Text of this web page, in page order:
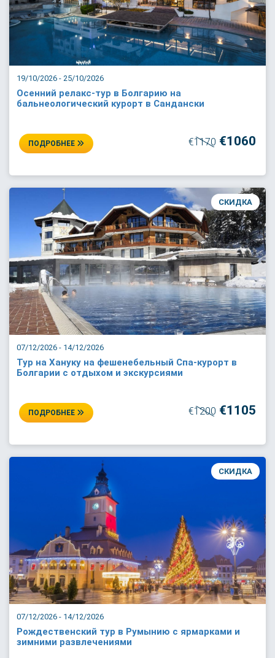
19/10/2026 - 25/10/2026
Осенний релакс-тур в Болгарию на
бальнеологический курорт в Сандански
ПОДРОБНЕЕ €1170 €1060
07/12/2026 - 14/12/2026
СКИДКА
Тур на Хануку на фешенебельный Спа-курорт в
Болгарии с отдыхом и экскурсиями
ПОДРОБНЕЕ €1200 €1105
07/12/2026 - 14/12/2026
СКИДКА
Рождественский тур в Румынию с ярмарками и
зимними развлечениями